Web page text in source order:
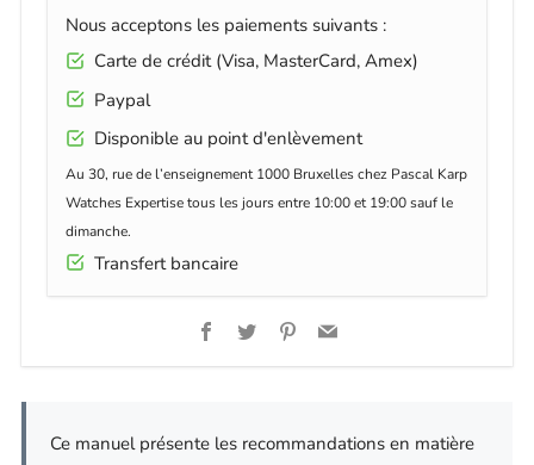
Nous acceptons les paiements suivants :
Carte de crédit (Visa, MasterCard, Amex)
Paypal
Disponible au point d'enlèvement
Au 30, rue de l’enseignement 1000 Bruxelles chez Pascal Karp
Watches Expertise tous les jours entre 10:00 et 19:00 sauf le
dimanche.
Transfert bancaire
Facebook
TwitterPinterest
Email
Ce manuel présente les recommandations en matière